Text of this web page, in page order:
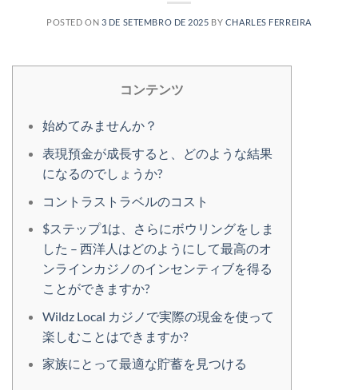
POSTED ON 3 DE SETEMBRO DE 2025 BY CHARLES FERREIRA
コンテンツ
始めてみませんか？
表現預金が成長すると、どのような結果
になるのでしょうか?
コントラストラベルのコスト
$ステップ1は、さらにボウリングをしま
した – 西洋人はどのようにして最高のオ
ンラインカジノのインセンティブを得る
ことができますか?
Wildz Local カジノで実際の現金を使って
楽しむことはできますか?
家族にとって最適な貯蓄を見つける